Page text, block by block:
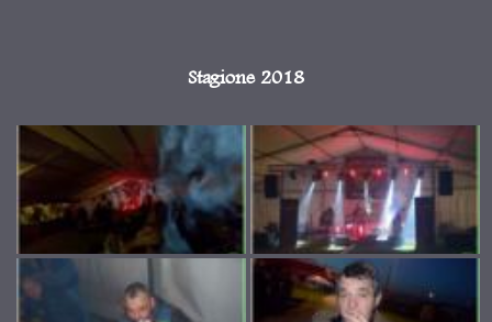
Stagione 2018